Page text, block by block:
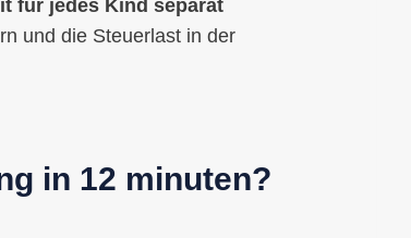
für jedes Kind separat
und die Steuerlast in der
in 12 minuten?